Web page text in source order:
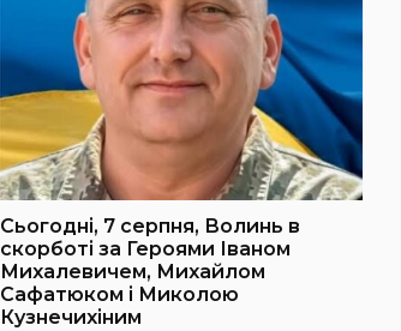
Сьогодні, 7 серпня, Волинь в
скорботі за Героями Іваном
Михалевичем, Михайлом
Сафатюком і Миколою
Кузнечихіним